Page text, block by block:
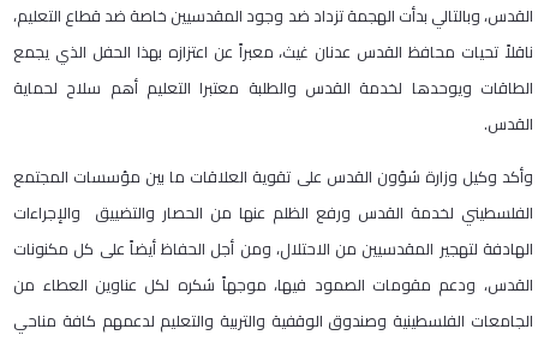
القدس، وبالتالي بدأت الهجمة تزداد ضد وجود المقدسيين خاصة ضد قطاع التعليم،
ناقلاً تحيات محافظ القدس عدنان غيث، معبراً عن اعتزازه بهذا الحفل الذي يجمع
الطاقات ويوحدها لخدمة القدس والطلبة معتبرا التعليم أهم سلاح لحماية
القدس.
وأكد وكيل وزارة شؤون القدس على تقوية العلاقات ما بين مؤسسات المجتمع
الفلسطيني لخدمة القدس ورفع الظلم عنها من الحصار والتضييق والإجراءات
الهادفة لتهجير المقدسيين من الاحتلال، ومن أجل الحفاظ أيضاً على كل مكنونات
القدس، ودعم مقومات الصمود فيها، موجهاً شكره لكل عناوين العطاء من
الجامعات الفلسطينية وصندوق الوقفية والتربية والتعليم لدعمهم كافة مناحي